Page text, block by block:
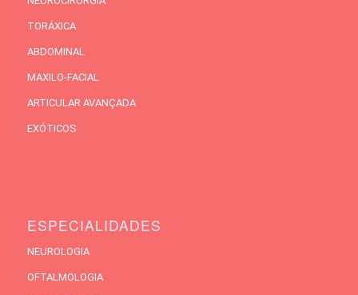
TORÁXICA
ABDOMINAL
MAXILO-FACIAL
ARTICULAR AVANÇADA
EXÓTICOS
ESPECIALIDADES
NEUROLOGIA
OFTALMOLOGIA